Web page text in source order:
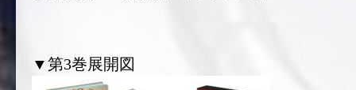
▼第3巻展開図